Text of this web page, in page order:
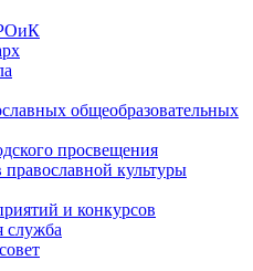
общеобразовательных
просвещения
православной культуры
и конкурсов
служба